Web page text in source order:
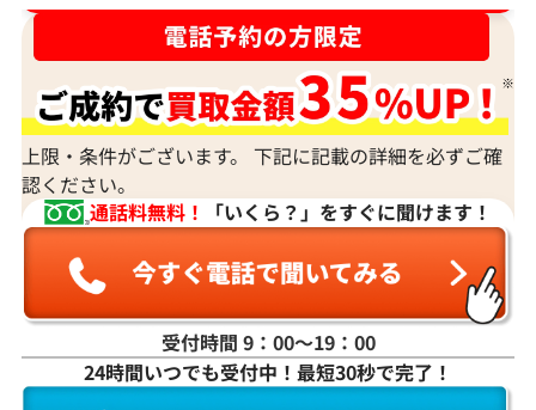
K18WG ダイヤモンド ネックレス 3.31ct
K18 ダイヤモン
上限・条件がございます。 下記に記載の詳細を必ずご確
認ください。
通話料無料！
「いくら？」をすぐに聞けます！
受付時間 9：00〜19：00
24時間いつでも受付中！最短30秒で完了！